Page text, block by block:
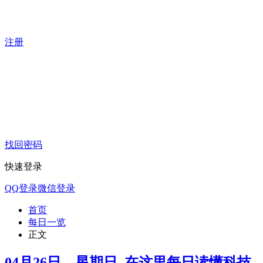
注册
找回密码
快速登录
QQ登录微信登录
首页
每日一览
正文